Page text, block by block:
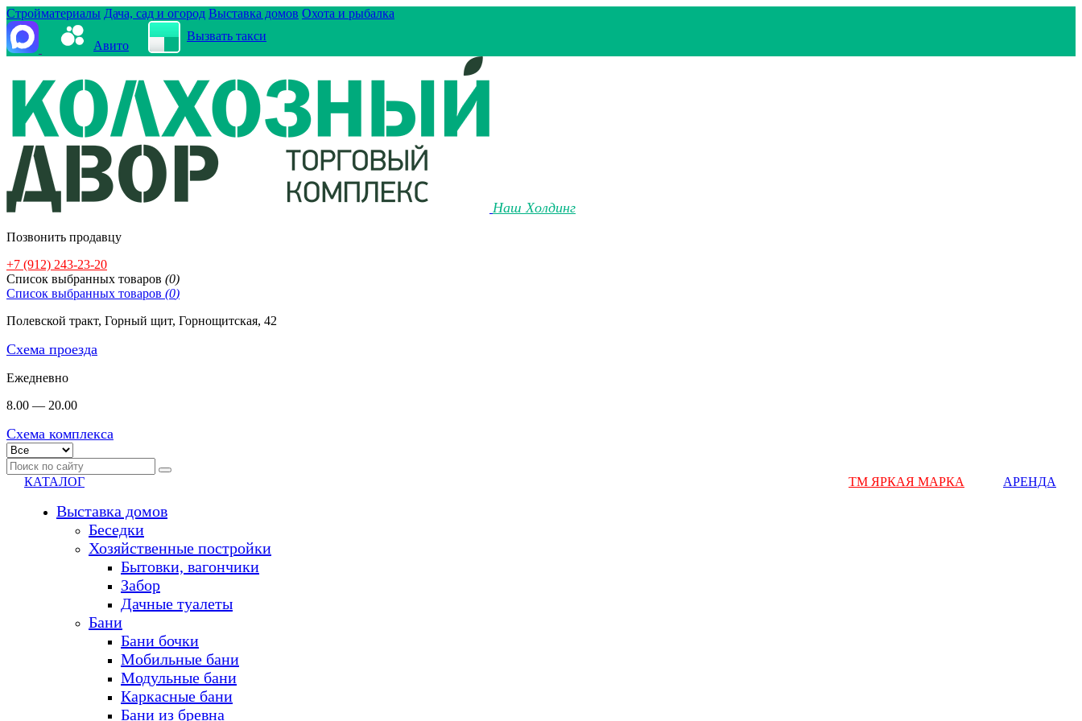
Стройматериалы Дача, сад и огород Выставка домов Охота и рыбалка
Авито
Вызвать такси
Наш Холдинг
Позвонить продавцу
+7 (912) 243-23-20
Cписок выбранных товаров (0)
Cписок выбранных товаров (0)
Полевской тракт, Горный щит, Горнощитская, 42
Схема проезда
Ежедневно
8.00 — 20.00
Схема комплекса
КАТАЛОГ
Выставка домов
Беседки
Хозяйственные постройки
Бытовки, вагончики
Забор
Дачные туалеты
Бани
Бани бочки
Мобильные бани
Модульные бани
Каркасные бани
Бани из бревна
ТМ ЯРКАЯ МАРКА АРЕНДА